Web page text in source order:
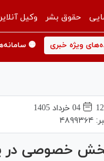
حقوق بشر وکیل
ویژه خبری 🟡
04 خرداد 1405
۴۸۹۹۳۶۴
خصوصی در